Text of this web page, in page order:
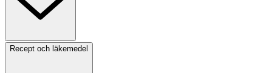
Recept och läkemedel